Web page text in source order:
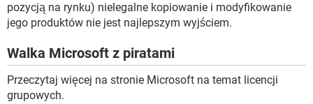
pozycją na rynku) nielegalne kopiowanie i modyfikowanie
jego produktów nie jest najlepszym wyjściem.
Walka Microsoft z piratami
Przeczytaj więcej na stronie Microsoft na temat licencji
grupowych.